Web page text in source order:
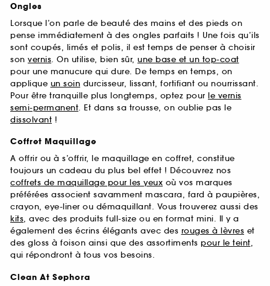
Ongles
Lorsque l’on parle de beauté des mains et des pieds on
pense immédiatement à des ongles parfaits ! Une fois qu’ils
sont coupés, limés et polis, il est temps de penser à choisir
son vernis. On utilise, bien sûr, une base et un top-coat
pour une manucure qui dure. De temps en temps, on
applique un soin durcisseur, lissant, fortifiant ou nourrissant.
Pour être tranquille plus longtemps, optez pour le vernis
semi-permanent. Et dans sa trousse, on oublie pas le
dissolvant !
Coffret Maquillage
A offrir ou à s’offrir, le maquillage en coffret, constitue
toujours un cadeau du plus bel effet ! Découvrez nos
coffrets de maquillage pour les yeux où vos marques
préférées associent savamment mascara, fard à paupières,
crayon, eye-liner ou démaquillant. Vous trouverez aussi des
kits, avec des produits full-size ou en format mini. Il y a
également des écrins élégants avec des rouges à lèvres et
des gloss à foison ainsi que des assortiments pour le teint,
qui répondront à tous vos besoins.
Clean At Sephora